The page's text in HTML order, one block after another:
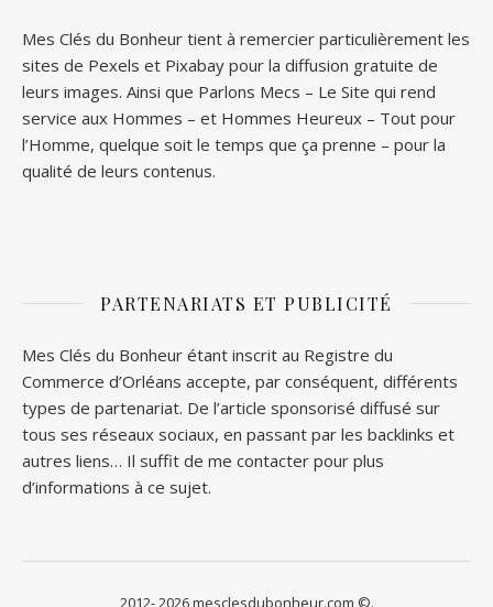
Mes Clés du Bonheur tient à remercier particulièrement les
sites de Pexels et Pixabay pour la diffusion gratuite de
leurs images. Ainsi que Parlons Mecs – Le Site qui rend
service aux Hommes – et Hommes Heureux – Tout pour
l’Homme, quelque soit le temps que ça prenne – pour la
qualité de leurs contenus.
PARTENARIATS ET PUBLICITÉ
Mes Clés du Bonheur étant inscrit au Registre du
Commerce d’Orléans accepte, par conséquent, différents
types de partenariat. De l’article sponsorisé diffusé sur
tous ses réseaux sociaux, en passant par les backlinks et
autres liens… Il suffit de me contacter pour plus
d’informations à ce sujet.
2012- 2026 mesclesdubonheur.com ©.